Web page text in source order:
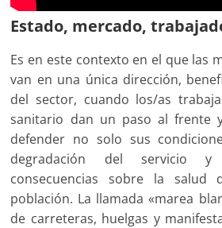
Estado, mercado,
Es en este contexto en el que las
van en una única dirección,
del sector, cuando los/as
sanitario dan un paso al frente
defender no solo sus
degradación del servicio y
consecuencias sobre la
población. La llamada «marea
de carreteras, huelgas y